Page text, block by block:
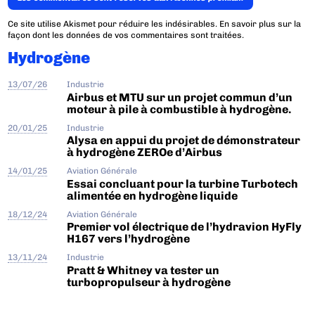
Ce site utilise Akismet pour réduire les indésirables. En savoir plus sur la
façon dont les données de vos commentaires sont traitées.
Hydrogène
13/07/26 Industrie
Airbus et MTU sur un projet commun d’un
moteur à pile à combustible à hydrogène.
20/01/25 Industrie
Alysa en appui du projet de démonstrateur
à hydrogène ZEROe d’Airbus
14/01/25 Aviation Générale
Essai concluant pour la turbine Turbotech
alimentée en hydrogène liquide
18/12/24 Aviation Générale
Premier vol électrique de l’hydravion HyFly
H167 vers l’hydrogène
13/11/24 Industrie
Pratt & Whitney va tester un
turbopropulseur à hydrogène